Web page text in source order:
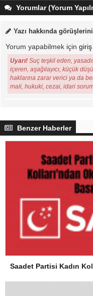
Yorumlar (Yorum
Yazı hakkında
Yorum yapabilmek için giriş
Uyarı! Suç teşkil eden,
içeren, aşağılayıcı, küçük
haklarına zarar verici ya da
mali, hukuki, cezai, idari
Benzer Haberler